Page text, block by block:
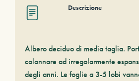
Descrizione
Albero deciduo di media taglia.
colonnare ad irregolarmente
degli anni. Le foglie a 3-5 lobi